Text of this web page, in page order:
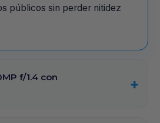
públicos sin perder nitidez
f/1.4 con